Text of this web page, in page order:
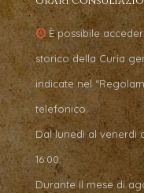
È possibile
storico della Curia
indicate nel
telefonico.
Dal lunedì al venerdì
16:00.
Durante il mese di